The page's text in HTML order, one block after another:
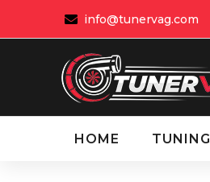
info@tunervag.com
HOME TUNING